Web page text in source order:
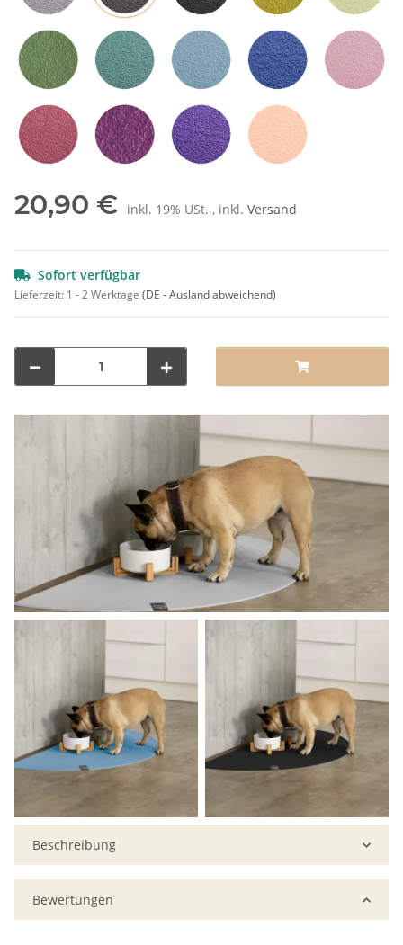
Hellgrau Grau Schwarz Mangogelb Grün
Olivgrün Petrol Hellblau Blau
20,90 € inkl. 19% USt. , inkl. Versand
Sofort verfügbar
Lieferzeit: 1 - 2 Werktage (DE - Ausland abweichend)
Beschreibung
Bewertungen